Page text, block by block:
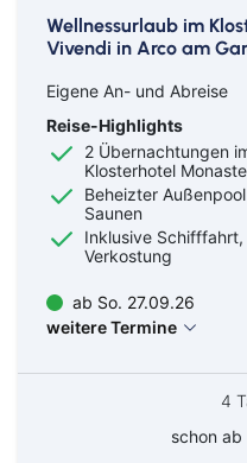
Wellnessurlaub im
Vivendi in Arco am
Eigene An- und Abreise
Reise-Highlights
2 Übernachtungen
Klosterhotel
Beheizter
Saunen
Inklusive
Verkostung
ab So. 27.09.26
weitere Termine
4
schon ab